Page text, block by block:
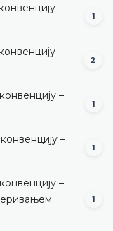
–
1
–
2
–
1
–
1
–
1